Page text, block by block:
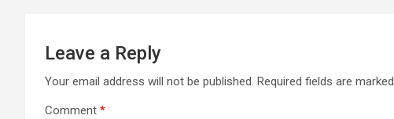
Leave a Reply
Your email address will not be published. Required fields are marked
Comment *